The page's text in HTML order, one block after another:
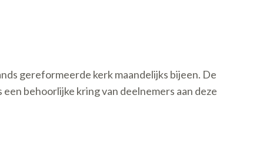
gereformeerde kerk maandelijks bijeen. De
behoorlijke kring van deelnemers aan deze